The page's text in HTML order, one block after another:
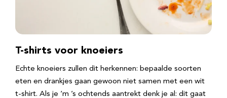
T-shirts voor knoeiers
Echte knoeiers zullen dit herkennen: bepaalde soorten
eten en drankjes gaan gewoon niet samen met een wit
t-shirt. Als je ‘m ’s ochtends aantrekt denk je al: dit gaat